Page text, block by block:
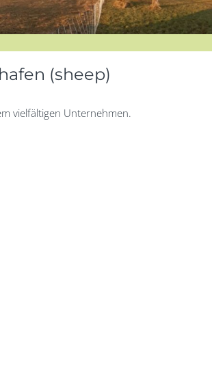
(sheep)
vielfältigen Unternehmen.